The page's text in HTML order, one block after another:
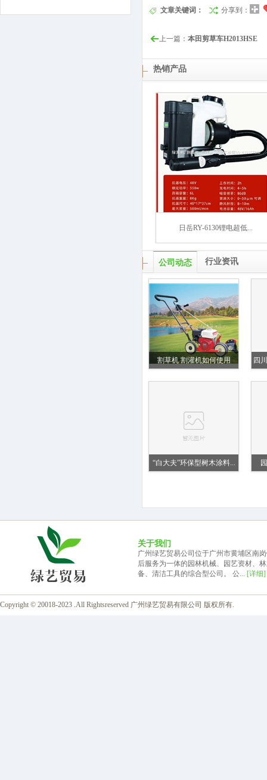
文章关键词： 分享到：
上一篇： 本田剪草车H2013HSE
热销产品
日岳RY-6130锂电超低...
公司动态 行业资讯
割草机 割灌机如何使用 四
“白大夫”环保型树木涂料...
关于我们
广州绿艺贸易公司位于广州市黄埔区南
后服务为一体的园林机械、园艺资材、
备、清洁工具的综合型公司。 公... [详细]
Copyright © 20018-2023 .All Rightsreserved 广州绿艺贸易有限公司 版权所有.